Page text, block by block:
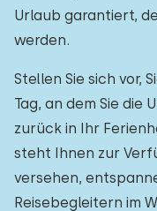
Urlaub garantiert,
werden.
Stellen Sie sich vor,
Tag, an dem Sie die
zurück in Ihr
steht Ihnen zur
versehen,
Reisebegleitern im